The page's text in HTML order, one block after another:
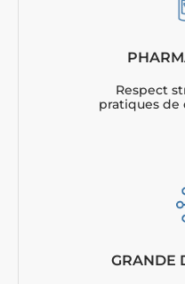
Respect
pratiques de
GRANDE